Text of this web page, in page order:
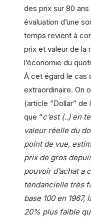
des prix sur 80
évaluation d’une
temps revient à
prix et valeur de la
l’économie du
À cet égard le cas
extraordinaire. On
(article “Dollar” de
que “c’est (..) en
valeur réelle du
point de vue,
prix de gros
pouvoir d’achat a
tendancielle très
base 100 en 1967,
20% plus faible